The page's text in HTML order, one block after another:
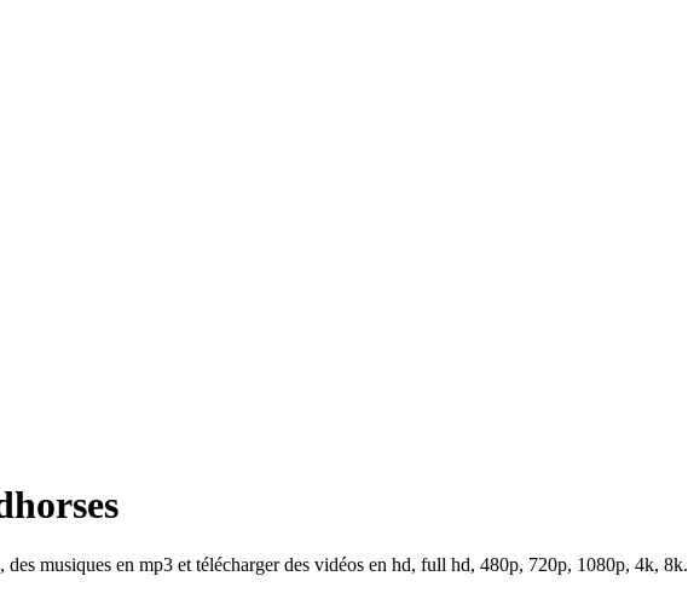
des musiques en mp3 et télécharger des vidéos en hd, full hd, 480p, 720p, 1080p, 4k, 8k.